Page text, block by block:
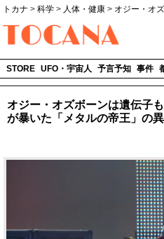
トカナ > 科学 > 人体・健康 > オジー・オ
STORE UFO・宇宙人 予言予知 事件
オジー・オズボーンは遺伝子
が暴いた「メタルの帝王」の